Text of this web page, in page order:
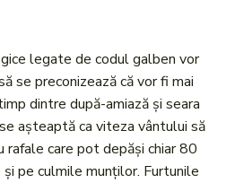
legate de codul galben vor
se preconizează că vor fi mai
dintre după-amiază și seara
așteaptă ca viteza vântului să
rafale care pot depăși chiar 80
pe culmile munților. Furtunile